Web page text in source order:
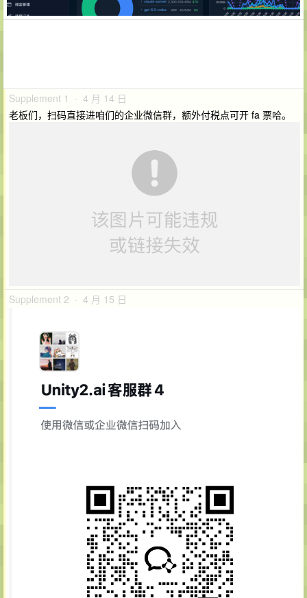
Supplement 1 · 4 月 14 日
老板们，扫码直接进咱们的企业微信群，额外付税点可开 fa 票哈。
Supplement 2 · 4 月 15 日